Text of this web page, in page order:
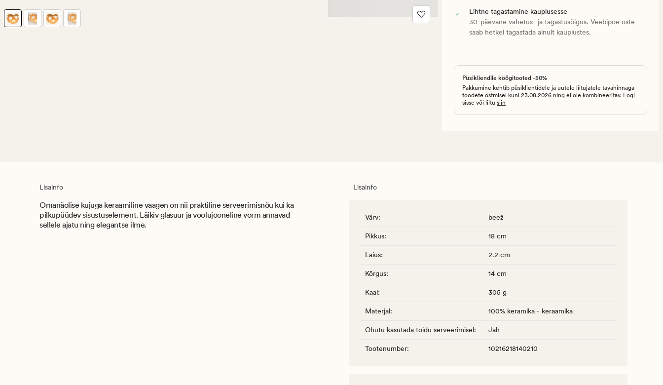
Lihtne tagastamine kauplusesse
30-päevane vahetus- ja tagastusõigus. Veebipoe oste
saab hetkel tagastada ainult kauplustes.
Püsikliendile köögitooted -50%
Pakkumine kehtib püsiklientidele ja uutele liitujatele tavahinnaga
toodete ostmisel kuni 23.08.2026 ning ei ole kombineeritav. Logi
sisse või liitu siin
Lisainfo
Omanäolise kujuga keraamiline vaagen on nii praktiline serveerimisnõu kui ka
pilkupüüdev sisustuselement. Läikiv glasuur ja voolujooneline vorm annavad
sellele ajatu ning elegantse ilme.
Lisainfo
Värv: beež
Pikkus: 18 cm
Laius: 2.2 cm
Kõrgus: 14 cm
Kaal: 305 g
Materjal: 100% keramika - keraamika
Ohutu kasutada toidu serveerimisel: Jah
Tootenumber: 10216218140210